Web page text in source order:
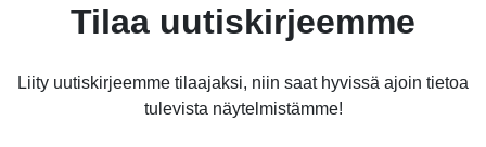
Tilaa uutiskirjeemme
Liity uutiskirjeemme tilaajaksi, niin saat hyvissä ajoin tietoa
tulevista näytelmistämme!